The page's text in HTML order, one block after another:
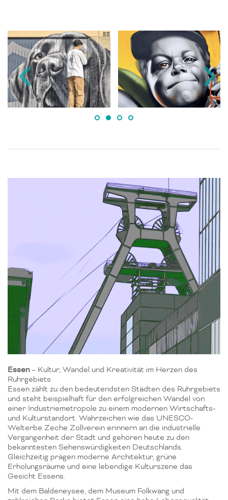
Essen – Kultur, Wandel und Kreativität im Herzen des
Ruhrgebiets
Essen zählt zu den bedeutendsten Städten des Ruhrgebiets
und steht beispielhaft für den erfolgreichen Wandel von
einer Industriemetropole zu einem modernen Wirtschafts-
und Kulturstandort. Wahrzeichen wie das UNESCO-
Welterbe Zeche Zollverein erinnern an die industrielle
Vergangenheit der Stadt und gehören heute zu den
bekanntesten Sehenswürdigkeiten Deutschlands.
Gleichzeitig prägen moderne Architektur, grüne
Erholungsräume und eine lebendige Kulturszene das
Gesicht Essens.
Mit dem Baldeneysee, dem Museum Folkwang und